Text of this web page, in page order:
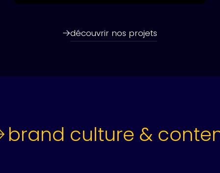
découvrir nos projets
culture & content